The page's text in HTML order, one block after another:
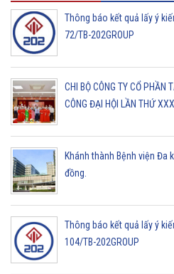
Thông báo kết quả lấy ý
72/TB-202GROUP
CHI BỘ CÔNG TY CỔ PHẦN
CÔNG ĐẠI HỘI LẦN THỨ
Khánh thành Bệnh viện Đa
đồng.
Thông báo kết quả lấy ý
104/TB-202GROUP